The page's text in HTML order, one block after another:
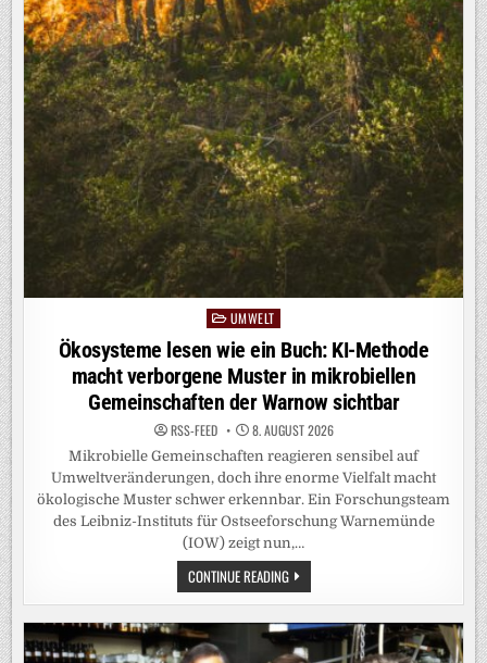
PostedUMWELT
Ökosysteme lesen wie ein Buch: KI-Methode
macht verborgene Muster in mikrobiellen
Gemeinschaften der Warnow sichtbar
RSS-FEED 8. AUGUST 2026
Mikrobielle Gemeinschaften reagieren sensibel auf
Umweltveränderungen, doch ihre enorme Vielfalt macht
ökologische Muster schwer erkennbar. Ein Forschungsteam
des Leibniz-Instituts für Ostseeforschung Warnemünde
(IOW) zeigt nun,…
CONTINUE READINGÖKOSYSTEME
LESEN
WIE
BUCH:
KI-